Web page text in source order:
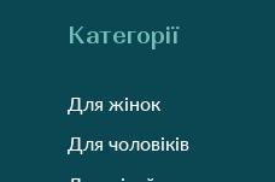
Категорії
Для жінок
Для чоловіків